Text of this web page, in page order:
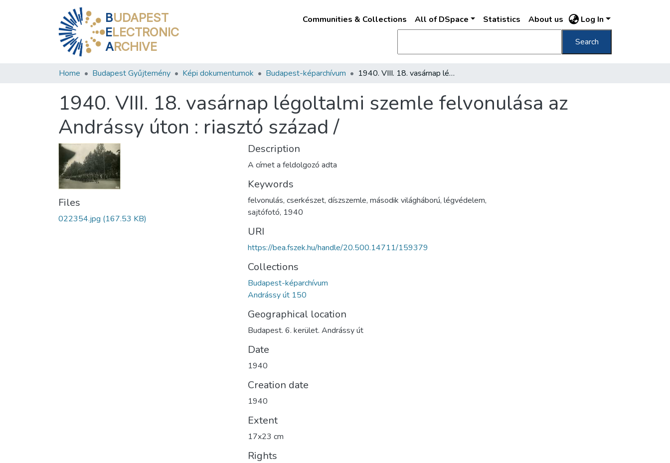
BUDAPEST
ELECTRONIC
ARCHIVE
Communities & Collections All of DSpace Statistics About us Log In
Search
Home Budapest Gyűjtemény Képi dokumentumok Budapest-képarchívum 1940. VIII. 18. vasárnap légoltalmi szemle felvonulása az Andrássy úton : riasztó század /
1940. VIII. 18. vasárnap légoltalmi szemle felvonulása az
Andrássy úton : riasztó század /
Files
022354.jpg (167.53 KB)
Description
A címet a feldolgozó adta
Keywords
felvonulás, cserkészet, díszszemle, második világháború, légvédelem,
sajtófotó, 1940
URI
https://bea.fszek.hu/handle/20.500.14711/159379
Collections
Budapest-képarchívum
Andrássy út 150
Geographical location
Budapest. 6. kerület. Andrássy út
Date
1940
Creation date
1940
Extent
17x23 cm
Rights